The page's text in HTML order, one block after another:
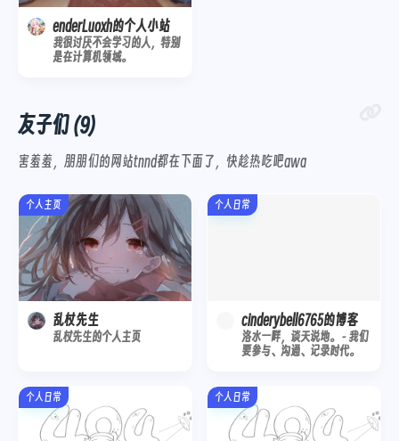
enderLuoxh的个人小站
我很讨厌不会学习的人，特别
是在计算机领域。
友子们 (9)
害羞羞，朋朋们的网站tnnd都在下面了，快趁热吃吧awa
个人主页
乱杖先生
乱杖先生的个人主页
个人日常
cinderybell6765的博客
洛水一畔，谈天说地。 - 我们
要参与、沟通、记录时代。
个人日常 个人日常